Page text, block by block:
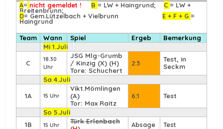
A= nicht gemeldet ! B = LW + Haingrund;C = LW +
Breitenbrunn;
D= Gem.Lützelbach + Vielbrunn E + F + G =
Haingrund
Team Wann Spiel Ergeb
Bemerkung
Mi 1.Juli
C
18.30
Uhr
JSG Mlg-Grumb
/ Kinzig (X) (H)
Tore: Schuchert
2:3
Test, in
Seckm
Sa 4.Juli
1A 15 Uhr
Vikt.Mömlingen
(A)
Tor: Max Raitz
6:1 Test
So 5.Juli
1B
15 Uhr
Türk Erlenbach
Absage
Test